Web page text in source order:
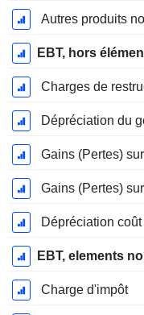
Autres produits
EBT, hors
Dépréciation du
Gains (Pertes)
Gains (Pertes)
Dépréciation
EBT, elements
Charge d'impôt